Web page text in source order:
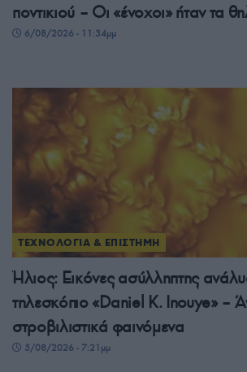
ποντικιού – Οι «ένοχοι» ήταν τα
6/08/2026 - 11:34μμ
ΤΕΧΝΟΛΟΓΙΑ & ΕΠΙΣΤΗΜΗ
Ήλιος: Εικόνες ασύλληπτης
τηλεσκόπιο «Daniel K. Inouye» –
στροβιλιστικά φαινόμενα
5/08/2026 - 7:21μμ